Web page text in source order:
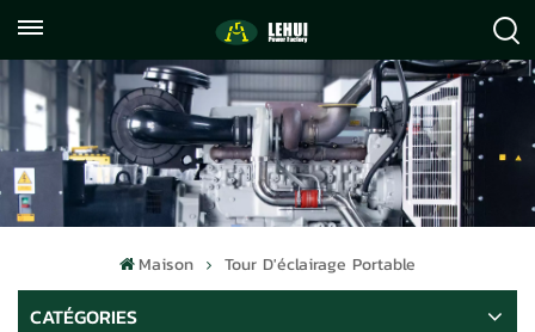
059122071372
info@lehuipowerfactory.com
Maison Tour D'éclairage Portable
CATÉGORIES